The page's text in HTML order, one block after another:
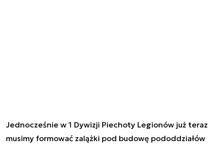
Jednocześnie w 1 Dywizji Piechoty Legionów już teraz
musimy formować zalążki pod budowę pododdziałów